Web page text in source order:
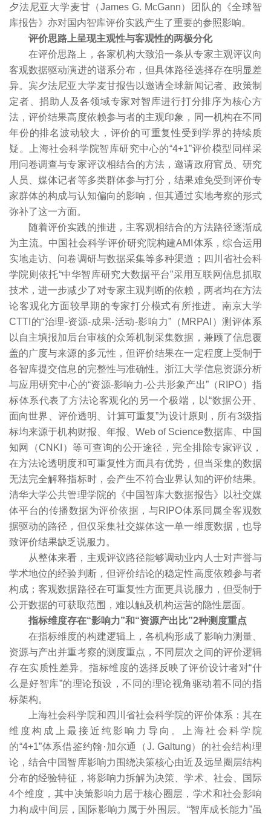
夕法尼亚大学麦甘（James G. McGann）团队的《全球智
库报告》亦对国内智库评价实践产生了重要的参照影响。
评价思路上呈现主观性与客观性的两极分化
在评价思路上，各家机构大致沿一条从专家主观评议向
客观数据驱动演进的谱系分布，但具体路径选择存在明显差
异。宾夕法尼亚大学麦甘报告以邀请全球新闻记者、政策制
定者、捐助人及各领域专家对智库进行打分排序为核心方
法，评价结果高度依赖参与者的主观印象，同一机构在不同
年份的排名波动较大，评价的可重复性受到学界的持续质
疑。上海社会科学院智库研究中心的“4+1”评价模型同样采
用问卷调查与专家评议相结合的方法，邀请政府官员、研究
人员、媒体记者等多类群体参与打分，结果难免受到评价专
家群体的构成与认知偏向的影响，但其通过实地考察的形式
弥补了这一方面。
随着评价实践的推进，主客观相结合的方法路径逐渐成
为主流。中国社会科学评价研究院构建AMI体系，综合运用
实地走访、问卷调研与数据采集等多种渠道；四川省社会科
学院则依托“中华智库研究大数据平台”采用互联网信息抓取
技术，进一步减少了对专家主观判断的依赖，两者均在方法
论客观化方面较早期的专家打分模式有所推进。南京大学
CTTI的“治理-资源-成果-活动-影响力”（MRPAI）测评体系
以自主填报加后台审核的众筹机制采集数据，兼顾了信息覆
盖的广度与来源的多元性，但评价结果在一定程度上受制于
各智库提交信息的完整性与准确性。浙江大学信息资源分析
与应用研究中心的“资源-影响力-公共形象产出”（RIPO）指
标体系代表了方法论客观化的另一个极端，以“数据公开、
面向世界、评价透明、计算可重复”为设计原则，所有3级指
标均来源于机构财报、年报、Web of Science数据库、中国
知网（CNKI）等可查询的公开途径，完全排除专家评议，
在方法论透明度和可重复性方面具有优势，但当采集的数据
无法完全解释指标时，会产生不符合业界认知的评价结果。
清华大学公共管理学院的《中国智库大数据报告》以社交媒
体平台的传播数据为评价依据，与RIPO体系同属全客观数
据驱动的路径，但仅采集社交媒体这一单一维度数据，也导
致评价结果缺乏说服力。
从整体来看，主观评议路径能够调动业内人士对声誉与
学术地位的经验判断，但评价结论的稳定性高度依赖参与者
构成；客观数据路径在可重复性方面更具说服力，但受制于
公开数据的可获取范围，难以触及机构运营的隐性层面。
指标维度存在“影响力”和“资源产出比”2种测度重点
在指标维度的构建逻辑上，各机构形成了影响力测量、
资源与产出并重考察的测度重点，不同层次之间的评价逻辑
存在实质性差异。指标维度的选择反映了评价设计者对“什
么是好智库”的理论预设，不同的理论视角驱动着不同的指
标架构。
上海社会科学院和四川省社会科学院的评价体系：其在
维度构成上最接近纯影响力导向。上海社会科学院
的“4+1”体系借鉴约翰·加尔通（J. Galtung）的社会结构理
论，结合中国智库影响力围绕决策核心由近及远呈圈层结构
分布的经验特征，将影响力拆解为决策、学术、社会、国际
4个维度，其中决策影响力居于核心圈层，学术和社会影响
力构成中间层，国际影响力属于外围层。“智库成长能力”虽